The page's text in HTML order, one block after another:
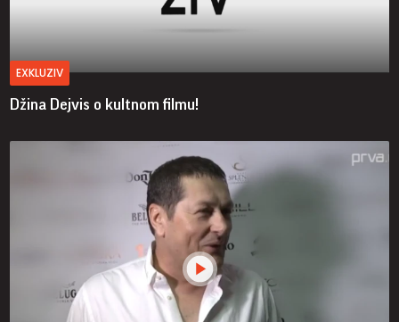
EXKLUZIV
Džina Dejvis o kultnom filmu!